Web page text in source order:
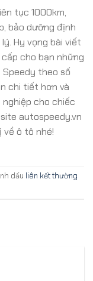
tục 1000km,
bảo dưỡng định
Hy vọng bài viết
cho bạn những
theo số
chi tiết hơn và
cho chiếc
autospeedy.vn
về ô tô nhé!
dấu liên kết thường